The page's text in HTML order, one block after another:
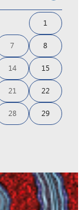
1
7 8
14 15
21 22
28 29